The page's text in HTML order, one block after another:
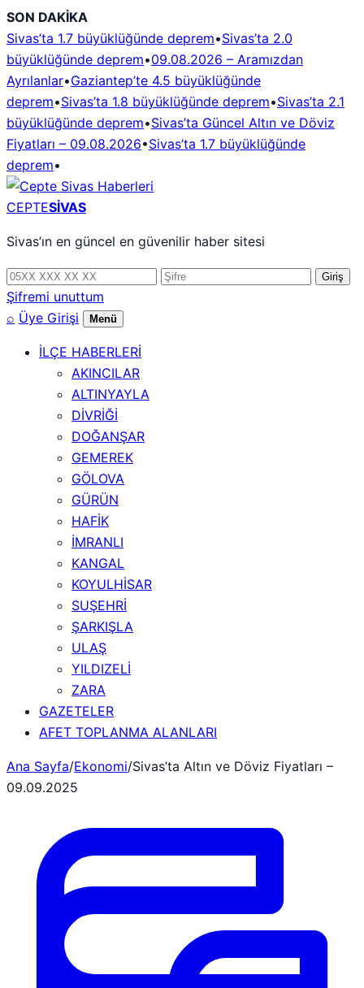
İçeriğe
geç
SON DAKİKA
Sivas’ta 1.7 büyüklüğünde deprem•Sivas’ta 2.0
büyüklüğünde deprem•09.08.2026 – Aramızdan
Ayrılanlar•Gaziantep’te 4.5 büyüklüğünde
deprem•Sivas’ta 1.8 büyüklüğünde deprem•Sivas’ta 2.1
büyüklüğünde deprem•Sivas’ta Güncel Altın ve Döviz
Fiyatları – 09.08.2026•Sivas’ta 1.7 büyüklüğünde
deprem•
CEPTESİVAS
Sivas’ın en güncel en güvenilir haber sitesi
Telefon
numarası
Şifre Giriş
Şifremi unuttum
⌕ Üye Girişi Menü
İLÇE HABERLERİ
AKINCILAR
ALTINYAYLA
DİVRİĞİ
DOĞANŞAR
GEMEREK
GÖLOVA
GÜRÜN
HAFİK
İMRANLI
KANGAL
KOYULHİSAR
SUŞEHRİ
ŞARKIŞLA
ULAŞ
YILDIZELİ
ZARA
GAZETELER
AFET TOPLANMA ALANLARI
Ana Sayfa/Ekonomi/Sivas’ta Altın ve Döviz Fiyatları –
09.09.2025